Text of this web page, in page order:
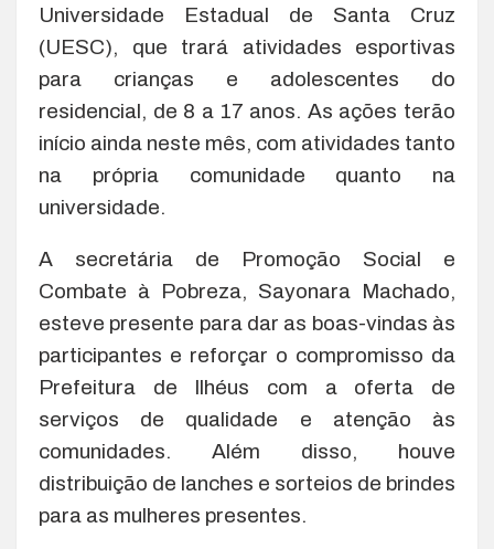
Universidade Estadual de Santa Cruz
(UESC), que trará atividades esportivas
para crianças e adolescentes do
residencial, de 8 a 17 anos. As ações terão
início ainda neste mês, com atividades tanto
na própria comunidade quanto na
universidade.
A secretária de Promoção Social e
Combate à Pobreza, Sayonara Machado,
esteve presente para dar as boas-vindas às
participantes e reforçar o compromisso da
Prefeitura de Ilhéus com a oferta de
serviços de qualidade e atenção às
comunidades. Além disso, houve
distribuição de lanches e sorteios de brindes
para as mulheres presentes.